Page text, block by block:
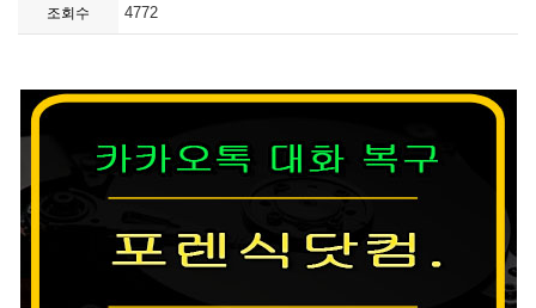
조회수 4772